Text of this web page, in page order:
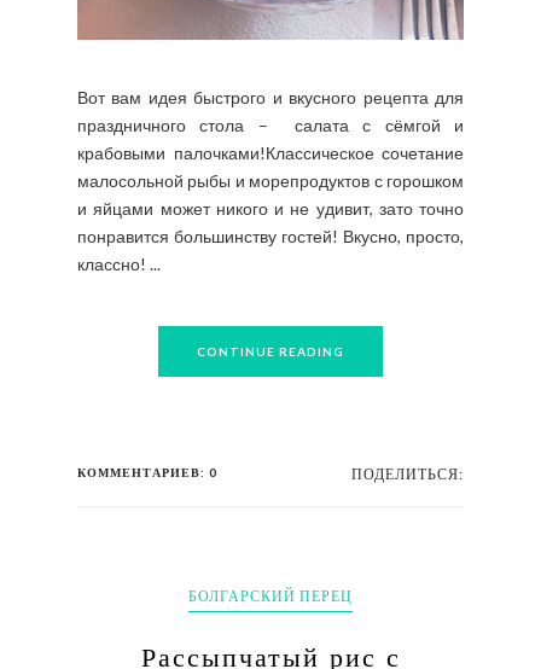
Вот вам идея быстрого и вкусного рецепта для
праздничного стола – салата с сёмгой и
крабовыми палочками!Классическое сочетание
малосольной рыбы и морепродуктов с горошком
и яйцами может никого и не удивит, зато точно
понравится большинству гостей! Вкусно, просто,
классно! ...
CONTINUE READING
КОММЕНТАРИЕВ: 0 ПОДЕЛИТЬСЯ:
БОЛГАРСКИЙ ПЕРЕЦ
Рассыпчатый рис с